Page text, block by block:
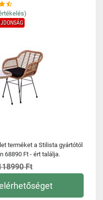
terméket a Stilista gyártótól
68890 Ft - ért találja.
Ft